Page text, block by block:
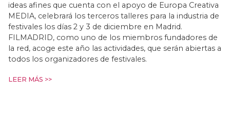
ideas afines que cuenta con el apoyo de Europa Creativa
MEDIA, celebrará los terceros talleres para la industria de
festivales los días 2 y 3 de diciembre en Madrid.
FILMADRID, como uno de los miembros fundadores de
la red, acoge este año las actividades, que serán abiertas a
todos los organizadores de festivales.
LEER MÁS >>